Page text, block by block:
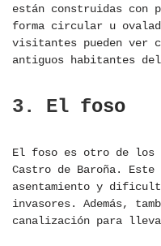
están construidas con
forma circular u
visitantes pueden ver
antiguos habitantes
3. El foso
El foso es otro de los
Castro de Baroña.
asentamiento y
invasores. Además,
canalización para